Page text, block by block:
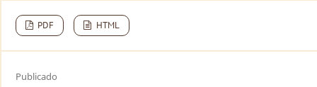
PDF HTML
Publicado